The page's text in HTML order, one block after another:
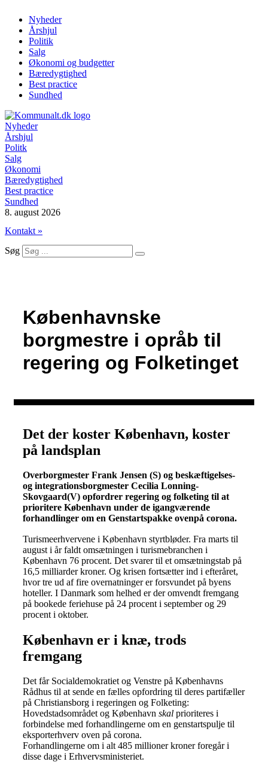
indhold
Nyheder
Årshjul
Politik
Salg
Økonomi og budgetter
Bæredygtighed
Best practice
Sundhed
Nyheder
Årshjul
Politk
Salg
Økonomi
Bæredygtighed
Best practice
Sundhed
8. august 2026
Kontakt »
Søg
Københavnske
borgmestre i opråb til
regering og Folketinget
Det der koster København, koster
på landsplan
Overborgmester Frank Jensen (S) og beskæftigelses-
og integrationsborgmester Cecilia Lonning-
Skovgaard(V) opfordrer regering og folketing til at
prioritere København under de igangværende
forhandlinger om en Genstartspakke ovenpå corona.
Turismeerhvervene i København styrtbløder. Fra marts til
august i år faldt omsætningen i turismebranchen i
København 76 procent. Det svarer til et omsætningstab på
16,5 milliarder kroner. Og krisen fortsætter ind i efteråret,
hvor tre ud af fire overnatninger er forsvundet på byens
hoteller. I Danmark som helhed er der omvendt fremgang
på bookede feriehuse på 24 procent i september og 29
procent i oktober.
København er i knæ, trods
fremgang
Det får Socialdemokratiet og Venstre på Københavns
Rådhus til at sende en fælles opfordring til deres partifæller
på Christiansborg i regeringen og Folketing:
Hovedstadsområdet og København skal prioriteres i
forbindelse med forhandlingerne om en genstartspulje til
eksporterhverv oven på corona.
Forhandlingerne om i alt 485 millioner kroner foregår i
disse dage i Erhvervsministeriet.